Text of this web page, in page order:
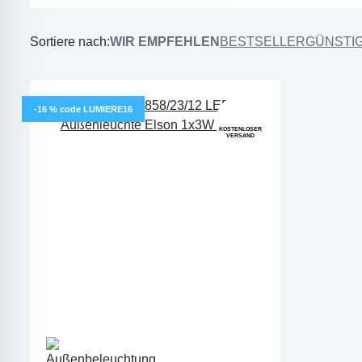
Sortiere nach:WIR EMPFEHLEN BESTSELLER
-16 % code LUMIERE16
KOSTENLOSER
VERSAND